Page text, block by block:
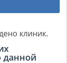
клиник.
данной